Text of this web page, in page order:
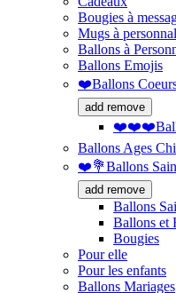
Bougies à
Mugs à
Ballons à
Ballons Emojis
❤️Ballons
add remove
Ballons Ages
❤️💐Ballons
add remove
Ballons
Ballons et
Bougies
Pour elle
Pour les enfants
Ballons Mariages